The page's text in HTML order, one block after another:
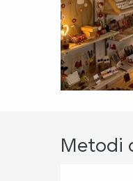
Metodi